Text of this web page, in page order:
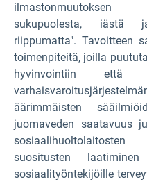
ilmastonmuutoksen
sukupuolesta, iästä
riippumatta". Tavoitteen
toimenpiteitä, joilla
hyvinvointiin että
äärimmäisten
juomaveden saatavuus
suositusten
sosiaalityöntekijöille